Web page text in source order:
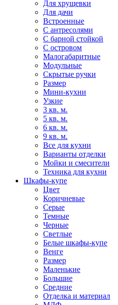
Для хрущевки
Для дачи
Встроенные
С антресолями
С барной стойкой
С островом
Малогабаритные
Модульные
Скрытые ручки
Размер
Мини-кухни
Узкие
3 кв. м.
5 кв. м.
6 кв. м.
9 кв. м.
Все для кухни
Варианты отделки
Мойки и смесители
Техника для кухни
Шкафы-купе
Цвет
Коричневые
Серые
Темные
Черные
Светлые
Белые шкафы-купе
Венге
Размер
Маленькие
Большие
Средние
Отделка и материал